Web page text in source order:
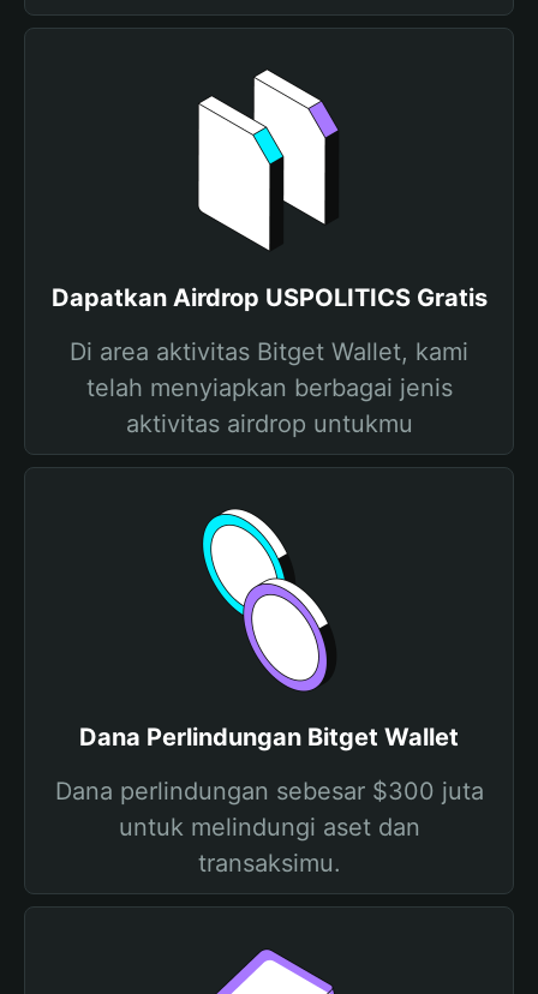
Dapatkan Airdrop USPOLITICS Gratis
Di area aktivitas Bitget Wallet, kami
telah menyiapkan berbagai jenis
aktivitas airdrop untukmu
Dana Perlindungan Bitget Wallet
Dana perlindungan sebesar $300 juta
untuk melindungi aset dan
transaksimu.